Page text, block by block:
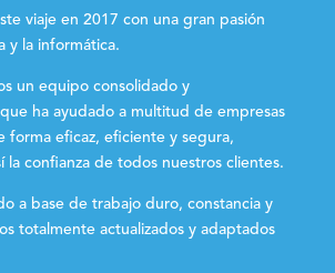
viaje en 2017 con una gran pasión
y la informática.
un equipo consolidado y
ha ayudado a multitud de empresas
forma eficaz, eficiente y segura,
la confianza de todos nuestros clientes.
a base de trabajo duro, constancia y
totalmente actualizados y adaptados